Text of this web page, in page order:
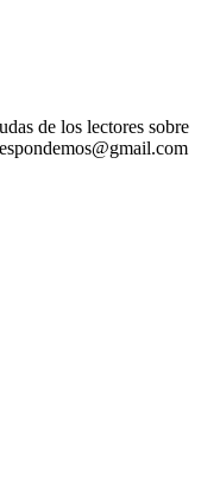
de los lectores sobre